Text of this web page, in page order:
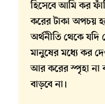
হিসেবে আমি কর
করের টাকা অপচয়
অর্থনীতি থেকে যদি
মানুষের মধ্যে কর
আর করের স্পৃহা না
বাড়বে না।